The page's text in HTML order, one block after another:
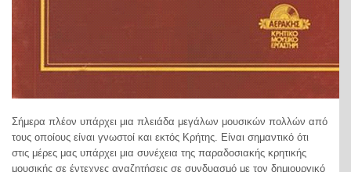
Σήμερα πλέον υπάρχει μια πλειάδα μεγάλων μουσικών πολλών από
τους οποίους είναι γνωστοί και εκτός Κρήτης. Είναι σημαντικό ότι
στις μέρες μας υπάρχει μια συνέχεια της παραδοσιακής κρητικής
μουσικής σε έντεχνες αναζητήσεις σε συνδυασμό με τον δημιουργικό